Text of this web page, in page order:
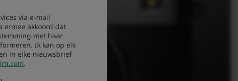
via e-mail
ermee akkoord dat
met haar
Ik kan op elk
in elke nieuwsbrief
.